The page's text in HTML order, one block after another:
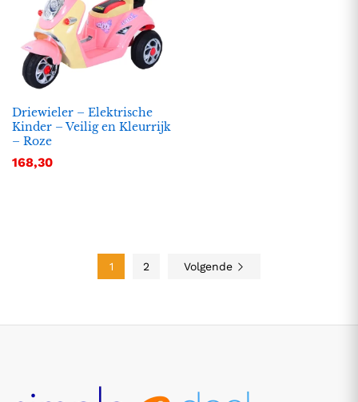
Driewieler – Elektrische
Kinder – Veilig en Kleurrijk
– Roze
168,30
1 2 Volgende